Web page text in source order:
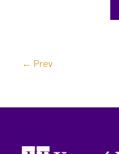
← Prev